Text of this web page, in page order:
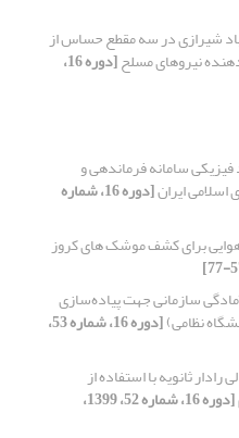
شیرازی در سه مقطع حساس از
نیروهای مسلح [دوره 16،
فیزیکی سامانه فرماندهی و
ایران [دوره 16، شماره
برای کشف موشک های کروز
سازمانی جهت پیاده‌سازی
نظامی) [دوره 16، شماره 53،
ثانویه با استفاده از
[دوره 16، شماره 52، 1399،